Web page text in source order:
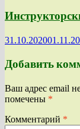
31.10.2020
Добавить
Ваш адрес email
помечены *
Комментарий *